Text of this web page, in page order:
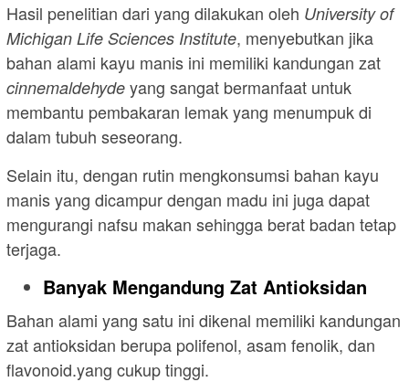
Hasil penelitian dari yang dilakukan oleh University of
Michigan Life Sciences Institute, menyebutkan jika
bahan alami kayu manis ini memiliki kandungan zat
cinnemaldehyde yang sangat bermanfaat untuk
membantu pembakaran lemak yang menumpuk di
dalam tubuh seseorang.
Selain itu, dengan rutin mengkonsumsi bahan kayu
manis yang dicampur dengan madu ini juga dapat
mengurangi nafsu makan sehingga berat badan tetap
terjaga.
Banyak Mengandung Zat Antioksidan
Bahan alami yang satu ini dikenal memiliki kandungan
zat antioksidan berupa polifenol, asam fenolik, dan
flavonoid.yang cukup tinggi.